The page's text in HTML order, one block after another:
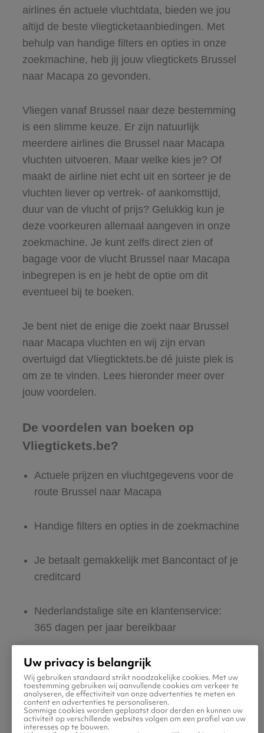
airlines én actuele vluchtdata, bieden we jou
altijd de beste vliegticketaanbiedingen. Met
behulp van handige filters en opties in onze
zoekmachine, heb jij jouw vliegtickets Brussel
naar Macapa zo gevonden.
Vliegen vanaf Brussel naar deze bestemming
is een slimme keuze. Er zijn natuurlijk
meerdere airlines die Brussel naar Macapa
vluchten uitvoeren. Maar welke kies je? Of
maakt de airline niet echt uit en sorteer je de
vluchten liever op vertrek- of aankomsttijd,
duur van de vlucht of prijs? Gelukkig kun je
deze voorkeuren allemaal aangeven in onze
zoekmachine. Je kunt zelfs direct zien of
bagage voor de vlucht Brussel naar Macapa
inbegrepen is en je hebt de optie om dit
eventueel bij te boeken.
Je bent niet de enige die zoekt naar Brussel
naar Macapa vluchten en wij zijn ervan
overtuigd dat Vliegticktets.be dé juiste plek is
om ze te vinden. Lees hieronder meer over
jouw voordelen.
De voordelen van boeken op
Vliegtickets.be?
Actuele prijzen en vluchtgegevens voor de
route Brussel naar Macapa
Handige filters en opties in de zoekmachine
Je betaalt gemakkelijk met Bancontact of je
creditcard
Nederlandstalige site en klantenservice:
365 dagen per jaar bereikbaar
Zeker van veilig boeken en betalen
Boek ook direct een hotel of huurauto voor
in Macapa
Uw privacy is belangrijk
Wij gebruiken standaard strikt noodzakelijke cookies. Met uw
toestemming gebruiken wij aanvullende cookies om verkeer te
analyseren, de effectiviteit van onze advertenties te meten en
content en advertenties te personaliseren.
Sommige cookies worden geplaatst door derden en kunnen uw
activiteit op verschillende websites volgen om een profiel van uw
interesses op te bouwen.